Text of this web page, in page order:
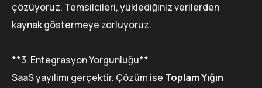
çözüyoruz. Temsilcileri, yüklediğiniz verilerden
kaynak göstermeye zorluyoruz.
**3. Entegrasyon Yorgunluğu**
SaaS yayılımı gerçektir. Çözüm ise Toplam Yığın